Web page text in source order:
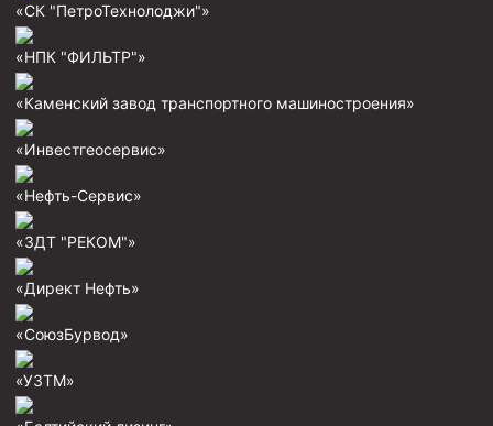
Муфта ОТТГ 114
Буровое оборудование
Фонтанная и запорная арматура
Оборудование для трубопроводов и манифольдов
Задвижки буровые
Буровые насосы
Противовыбросовое оборудование
Буровые установки
«СК "ПетроТехнолоджи"»
«НПК "ФИЛЬТР"»
«Каменский завод транспортного машиностроения»
«Инвестгеосервис»
«Нефть-Сервис»
«ЗДТ "РЕКОМ"»
«Директ Нефть»
«СоюзБурвод»
«УЗТМ»